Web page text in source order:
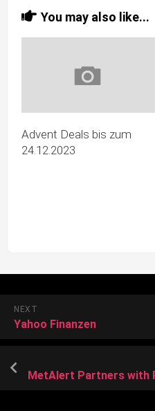
You may also like...
Advent Deals bis zum
24.12.2023
NEXT
Yahoo Finanzen